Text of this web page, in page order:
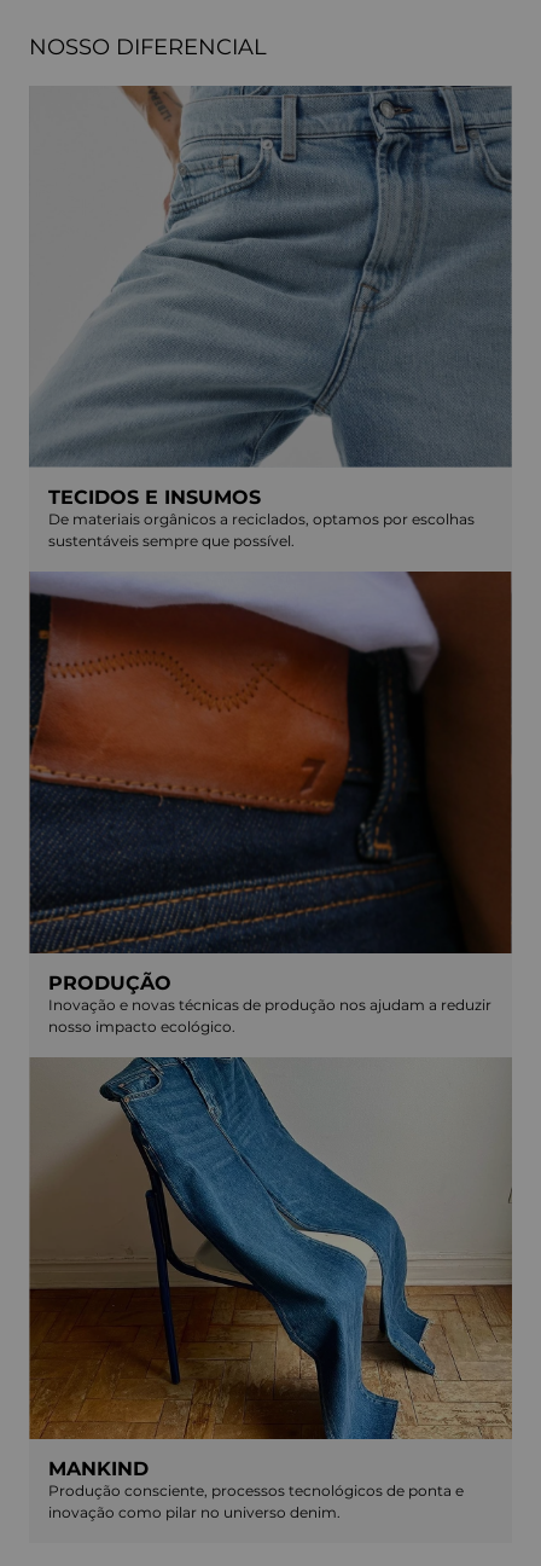
NOSSO DIFERENCIAL
TECIDOS E INSUMOS
De materiais orgânicos a reciclados, optamos por escolhas
sustentáveis sempre que possível.
PRODUÇÃO
Inovação e novas técnicas de produção nos ajudam a reduzir
nosso impacto ecológico.
MANKIND
Produção consciente, processos tecnológicos de ponta e
inovação como pilar no universo denim.